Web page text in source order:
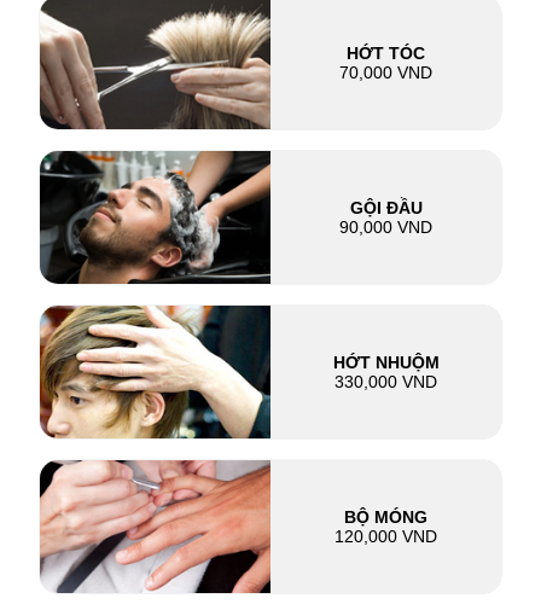
HỚT TÓC
70,000 VND
GỘI ĐẦU
90,000 VND
HỚT NHUỘM
330,000 VND
BỘ MÓNG
120,000 VND